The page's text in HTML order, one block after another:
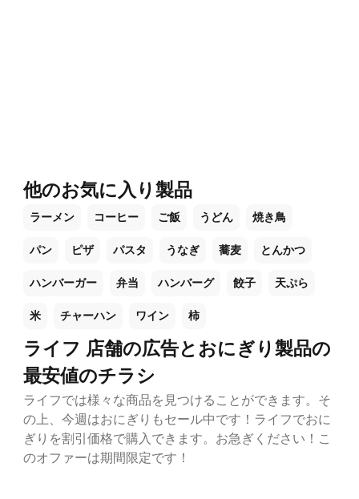
他のお気に入り製品
ラーメン コーヒー ご飯 うどん 焼き鳥
パン ピザ パスタ うなぎ 蕎麦 とんかつ
ハンバーガー 弁当 ハンバーグ 餃子 天ぷら
米 チャーハン ワイン 柿
ライフ 店舗の広告とおにぎり製品の
最安値のチラシ
ライフでは様々な商品を見つけることができます。そ
の上、今週はおにぎりもセール中です！ライフでおに
ぎりを割引価格で購入できます。お急ぎください！こ
のオファーは期間限定です！